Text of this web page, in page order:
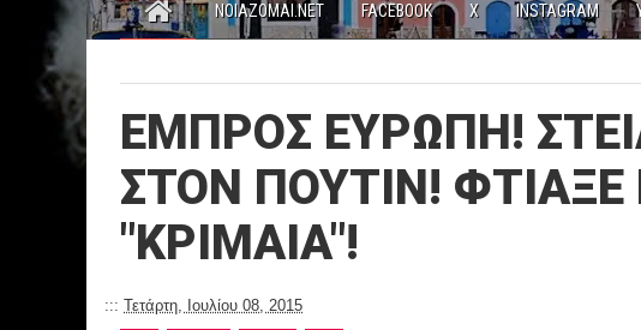
NOIAZOMAI.NET FACEBOOK X INSTAGRAM
ΕΜΠΡΟΣ ΕΥΡΩΠΗ!
ΣΤΟΝ ΠΟΥΤΙΝ!
"ΚΡΙΜΑΙΑ"!
::: Τετάρτη, Ιουλίου 08, 2015